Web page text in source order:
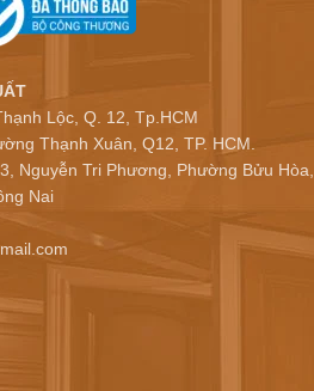
Lộc, Q. 12, Tp.HCM
Thạnh Xuân, Q12, TP. HCM.
Nguyễn Tri Phương, Phường Bửu Hòa,
Nai